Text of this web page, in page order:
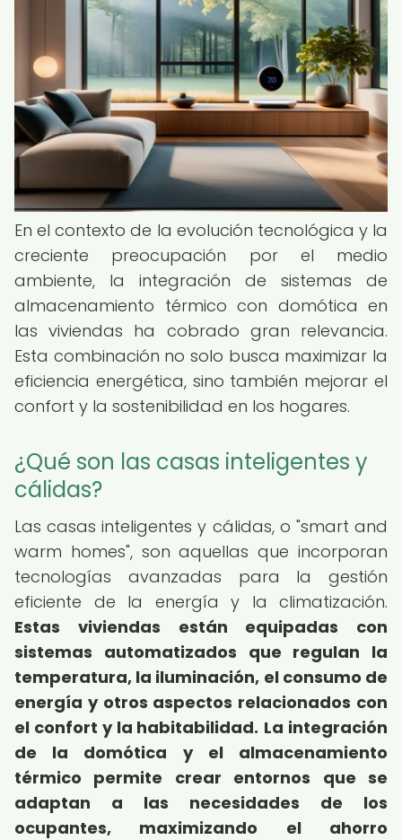
En el contexto de la evolución tecnológica y la
creciente preocupación por el medio
ambiente, la integración de sistemas de
almacenamiento térmico con domótica en
las viviendas ha cobrado gran relevancia.
Esta combinación no solo busca maximizar la
eficiencia energética, sino también mejorar el
confort y la sostenibilidad en los hogares.
¿Qué son las casas inteligentes y
cálidas?
Las casas inteligentes y cálidas, o "smart and
warm homes", son aquellas que incorporan
tecnologías avanzadas para la gestión
eficiente de la energía y la climatización.
Estas viviendas están equipadas con
sistemas automatizados que regulan la
temperatura, la iluminación, el consumo de
energía y otros aspectos relacionados con
el confort y la habitabilidad. La integración
de la domótica y el almacenamiento
térmico permite crear entornos que se
adaptan a las necesidades de los
ocupantes, maximizando el ahorro